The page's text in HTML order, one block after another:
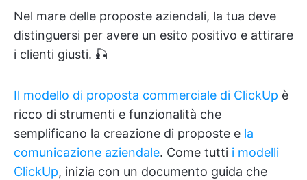
Nel mare delle proposte aziendali, la tua deve
distinguersi per avere un esito positivo e attirare
i clienti giusti. 🎣
Il modello di proposta commerciale di ClickUp è
ricco di strumenti e funzionalità che
semplificano la creazione di proposte e la
comunicazione aziendale. Come tutti i modelli
ClickUp, inizia con un documento guida che